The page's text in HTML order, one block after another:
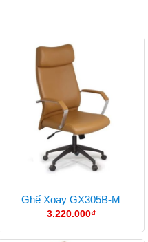
Ghế Xoay GX305B-M
3.220.000₫